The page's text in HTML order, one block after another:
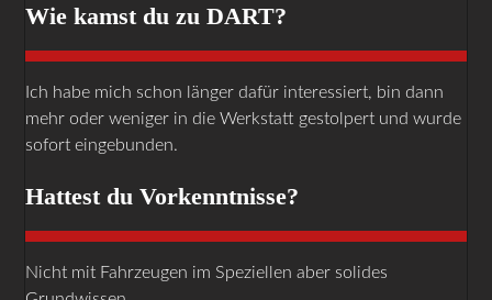
Wie kamst du zu DART?
Ich habe mich schon länger dafür interessiert, bin dann
mehr oder weniger in die Werkstatt gestolpert und wurde
sofort eingebunden.
Hattest du Vorkenntnisse?
Nicht mit Fahrzeugen im Speziellen aber solides